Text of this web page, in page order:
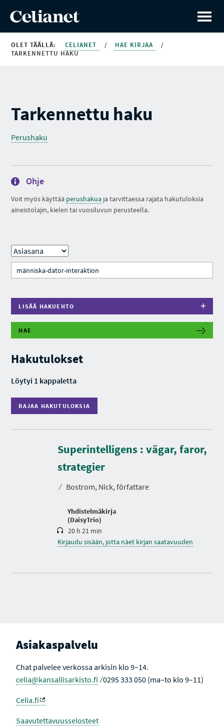
OLET TÄÄLLÄ: CELIANET / HAE KIRJAA
/
TARKENNETTU HAKU
Tarkennettu haku
Perushaku
Ohje
Voit myös käyttää perushakua ja tarvittaessa rajata hakutuloksia
aineistolajin, kielen tai vuosiluvun perusteella.
LISÄÄ HAKUEHTO
HAE
Hakutulokset
Löytyi 1 kappaletta
RAJAA HAKUTULOKSIA
R
A
A
U
T
U
O
Superintelligens : vägar, faror,
strategier
⁄ Bostrom, Nick, författare
Yhdistelmäkirja
(DaisyTrio)
K
e
s
o
20 h 21 min
Kirjaudu sisään, jotta näet kirjan saatavuuden
Asiakaspalvelu
Chat palvelee verkossa arkisin klo 9–14.
celia@kansallisarkisto.fi ⁄ 0295 333 050 (ma–to klo 9–11)
Celia.fi
Saavutettavuusselosteet